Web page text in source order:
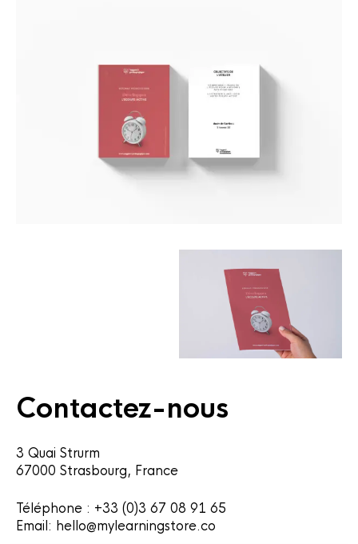
Contactez-nous
3 Quai Strurm
67000 Strasbourg, France
Téléphone : +33 (0)3 67 08 91 65
Email: hello@mylearningstore.co